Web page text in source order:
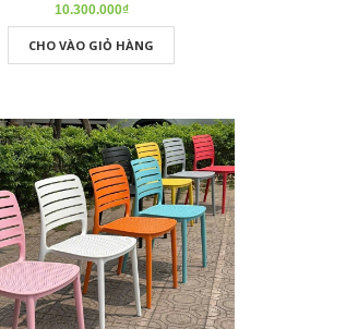
10.300.000₫
CHO VÀO GIỎ HÀNG